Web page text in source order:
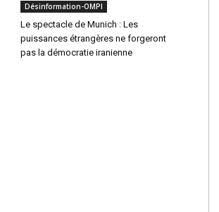
Désinformation-OMPI
Le spectacle de Munich : Les
puissances étrangères ne forgeront
pas la démocratie iranienne